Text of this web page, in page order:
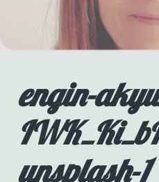
Laura
espai de
Laura Cano | Psicóloga y
engin-
unsplash-1